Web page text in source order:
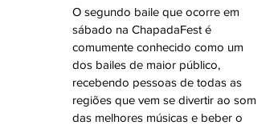
O segundo baile que ocorre em
sábado na ChapadaFest é
comumente conhecido como um
dos bailes de maior público,
recebendo pessoas de todas as
regiões que vem se divertir ao som
das melhores músicas e beber o